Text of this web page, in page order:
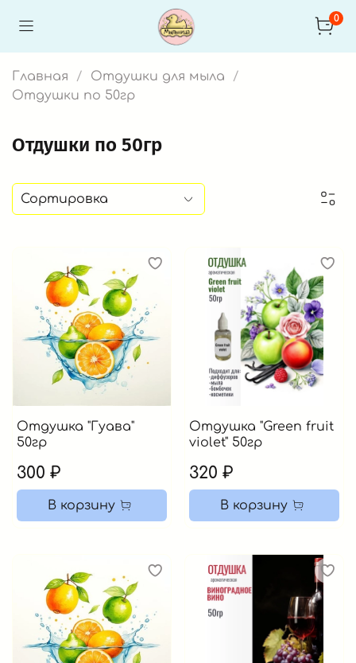
0
Главная
Отдушки для мыла
Отдушки по 50гр
Отдушки по 50гр
Отдушка "Гуава"
50гр
300 ₽
В корзину
Отдушка "Green fruit
violet" 50гр
320 ₽
В корзину